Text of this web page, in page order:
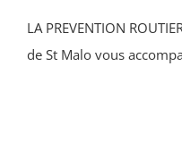
LA PREVENTION
de St Malo vous